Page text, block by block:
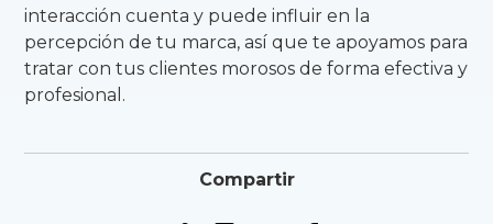
interacción cuenta y puede influir en la
percepción de tu marca, así que te apoyamos para
tratar con tus clientes morosos de forma efectiva y
profesional.
Compartir